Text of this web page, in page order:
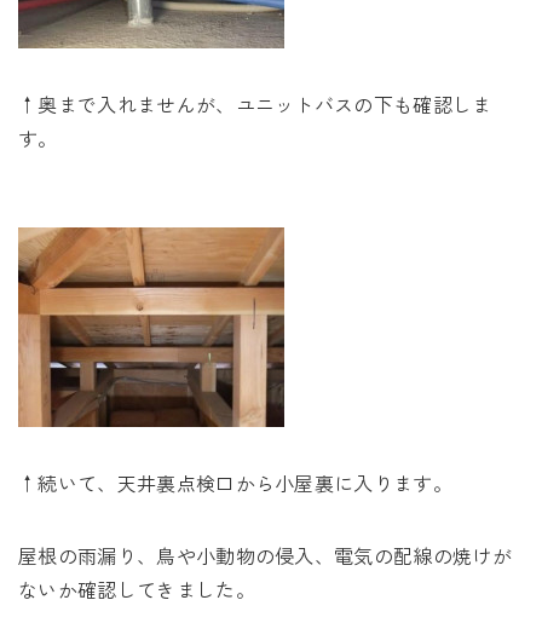
↑奥まで入れませんが、ユニットバスの下も確認しま
す。
↑続いて、天井裏点検口から小屋裏に入ります。
屋根の雨漏り、鳥や小動物の侵入、電気の配線の焼けが
ないか確認してきました。